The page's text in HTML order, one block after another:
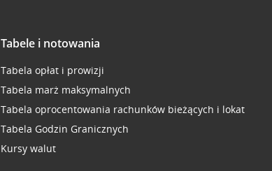
Tabele i notowania
Tabela opłat i prowizji
Tabela marż maksymalnych
Tabela oprocentowania rachunków bieżących i lokat
Tabela Godzin Granicznych
Kursy walut